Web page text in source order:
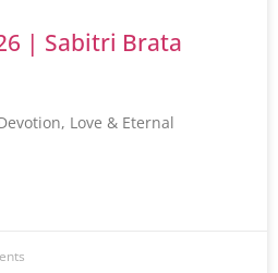
| Sabitri Brata
Love & Eternal